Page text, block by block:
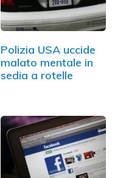
Polizia USA uccide
malato mentale in
sedia a rotelle